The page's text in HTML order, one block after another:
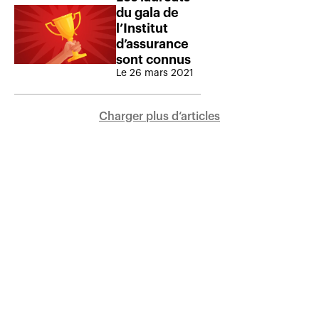
du gala de
l’Institut
d’assurance
sont connus
Le 26 mars 2021
Charger plus d‘articles